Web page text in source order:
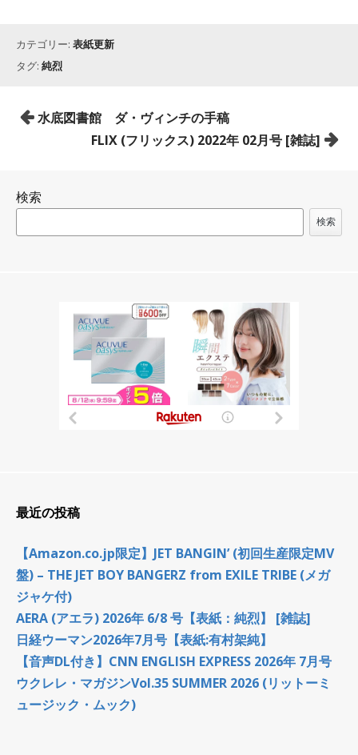
カテゴリー: 表紙更新
タグ: 純烈
投
ゲ
水底図書館 ダ・ヴィンチの手稿
FLIX (フリックス) 2022年 02月号 [雑誌]
検索
検索
最近の投稿
【Amazon.co.jp限定】JET BANGIN’ (初回生産限定MV
盤) – THE JET BOY BANGERZ from EXILE TRIBE (メガ
ジャケ付)
AERA (アエラ) 2026年 6/8 号【表紙：純烈】 [雑誌]
日経ウーマン2026年7月号【表紙:有村架純】
【音声DL付き】CNN ENGLISH EXPRESS 2026年 7月号
ウクレレ・マガジンVol.35 SUMMER 2026 (リットーミ
ュージック・ムック)